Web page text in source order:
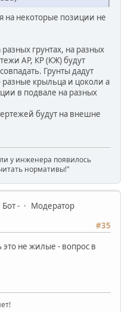
на некоторые позиции не
грунтах, на разных
АР, КР (КЖ) будут
Грунты дадут
крыльца и цоколи а
в подвале на разных
будут на внешне
у инженера появилось
нормативы!"
-
Модератор
#35
это не жилые - вопрос в